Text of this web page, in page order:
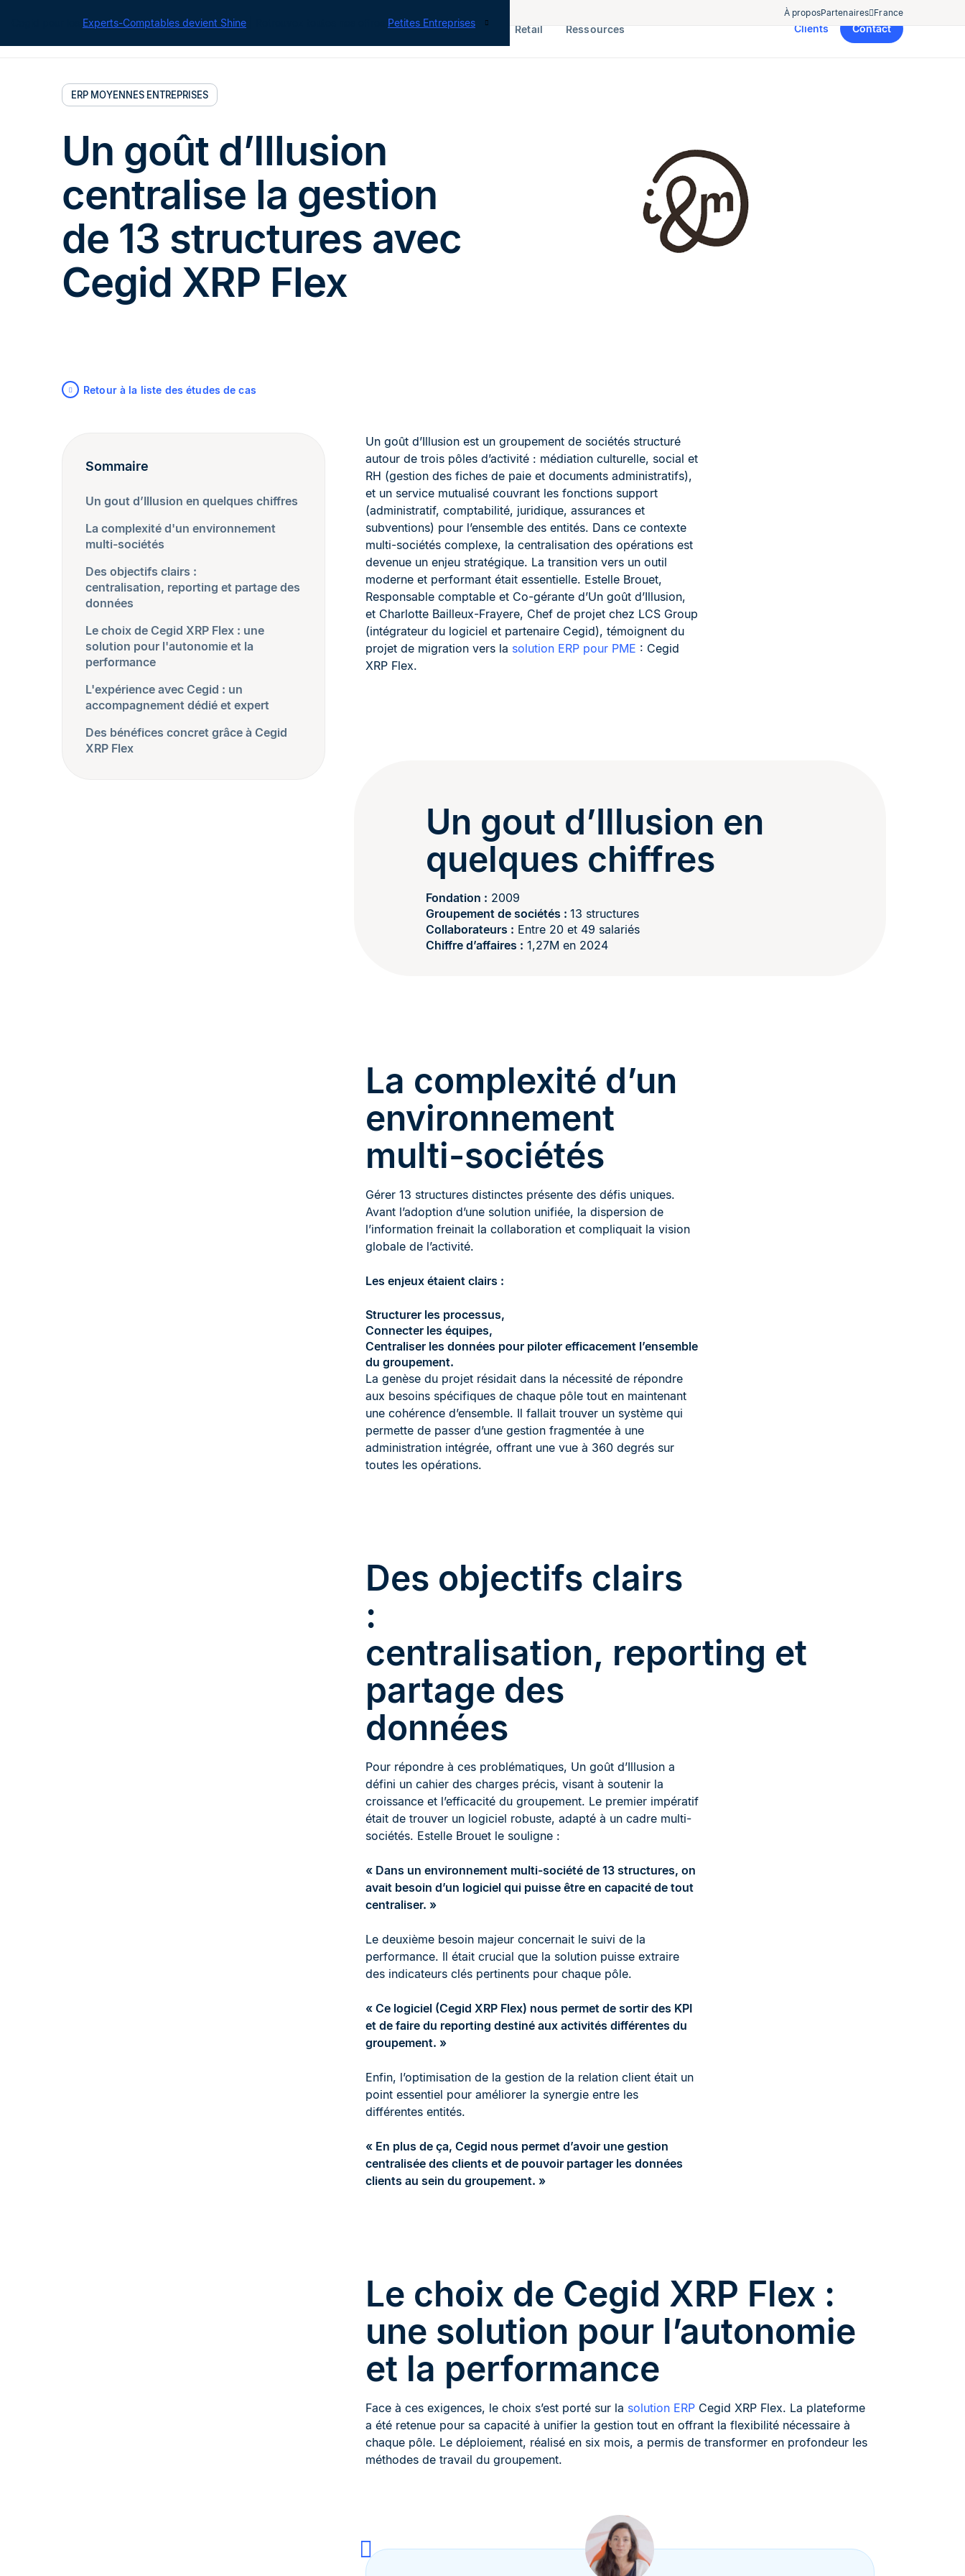
Experts-Comptables devient Shine Petites Entreprises
À proposPartenaires France
ERP Finance Retail Ressources Clients Contact
ERP MOYENNES ENTREPRISES
Un goût d’Illusion
centralise la gestion
de 13 structures avec
Cegid XRP Flex
Retour à la liste des études de cas
Sommaire
Un gout d’Illusion en quelques chiffres
La complexité d'un environnement
multi-sociétés
Des objectifs clairs :
centralisation, reporting et partage des
données
Le choix de Cegid XRP Flex : une
solution pour l'autonomie et la
performance
L'expérience avec Cegid : un
accompagnement dédié et expert
Des bénéfices concret grâce à Cegid
XRP Flex
Un goût d’Illusion est un groupement de sociétés structuré
autour de trois pôles d’activité : médiation culturelle, social et
RH (gestion des fiches de paie et documents administratifs),
et un service mutualisé couvrant les fonctions support
(administratif, comptabilité, juridique, assurances et
subventions) pour l’ensemble des entités. Dans ce contexte
multi-sociétés complexe, la centralisation des opérations est
devenue un enjeu stratégique. La transition vers un outil
moderne et performant était essentielle. Estelle Brouet,
Responsable comptable et Co-gérante d’Un goût d’Illusion,
et Charlotte Bailleux-Frayere, Chef de projet chez LCS Group
(intégrateur du logiciel et partenaire Cegid), témoignent du
projet de migration vers la solution ERP pour PME : Cegid
XRP Flex.
Un gout d’Illusion en
quelques chiffres
Fondation : 2009
Groupement de sociétés : 13 structures
Collaborateurs : Entre 20 et 49 salariés
Chiffre d’affaires : 1,27M en 2024
La complexité d’un
environnement
multi-sociétés
Gérer 13 structures distinctes présente des défis uniques.
Avant l’adoption d’une solution unifiée, la dispersion de
l’information freinait la collaboration et compliquait la vision
globale de l’activité.
Les enjeux étaient clairs :
Structurer les processus,
Connecter les équipes,
Centraliser les données pour piloter efficacement l’ensemble
du groupement.
La genèse du projet résidait dans la nécessité de répondre
aux besoins spécifiques de chaque pôle tout en maintenant
une cohérence d’ensemble. Il fallait trouver un système qui
permette de passer d’une gestion fragmentée à une
administration intégrée, offrant une vue à 360 degrés sur
toutes les opérations.
Des objectifs clairs
:
centralisation, reporting et
partage des
données
Pour répondre à ces problématiques, Un goût d’Illusion a
défini un cahier des charges précis, visant à soutenir la
croissance et l’efficacité du groupement. Le premier impératif
était de trouver un logiciel robuste, adapté à un cadre multi-
sociétés. Estelle Brouet le souligne :
« Dans un environnement multi-société de 13 structures, on
avait besoin d’un logiciel qui puisse être en capacité de tout
centraliser. »
Le deuxième besoin majeur concernait le suivi de la
performance. Il était crucial que la solution puisse extraire
des indicateurs clés pertinents pour chaque pôle.
« Ce logiciel (Cegid XRP Flex) nous permet de sortir des KPI
et de faire du reporting destiné aux activités différentes du
groupement. »
Enfin, l’optimisation de la gestion de la relation client était un
point essentiel pour améliorer la synergie entre les
différentes entités.
« En plus de ça, Cegid nous permet d’avoir une gestion
centralisée des clients et de pouvoir partager les données
clients au sein du groupement. »
Le choix de Cegid XRP Flex :
une solution pour l’autonomie
et la performance
Face à ces exigences, le choix s’est porté sur la solution ERPCegid XRP Flex. La plateforme
a été retenue pour sa capacité à unifier la gestion tout en offrant la flexibilité nécessaire à
chaque pôle. Le déploiement, réalisé en six mois, a permis de transformer en profondeur les
méthodes de travail du groupement.